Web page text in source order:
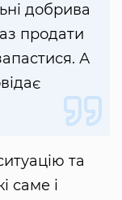
добрива
продати
А
та
саме і